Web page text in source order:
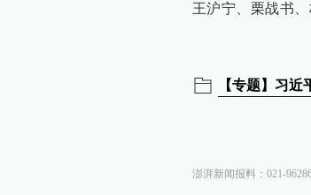
王沪宁、栗战书
【专题】习
澎湃新闻报料：021-